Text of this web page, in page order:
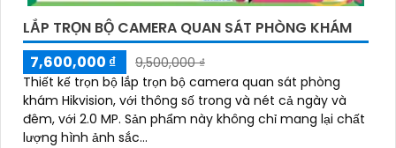
LẮP TRỌN BỘ CAMERA QUAN SÁT PHÒNG KHÁM
7,600,000 ₫
9,500,000 ₫
Thiết kế trọn bộ lắp trọn bộ camera quan sát phòng
khám Hikvision, với thông số trong và nét cả ngày và
đêm, với 2.0 MP. Sản phẩm này không chỉ mang lại chất
lượng hình ảnh sắc...